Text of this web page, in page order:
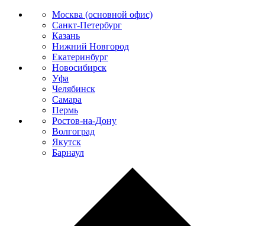
Москва (основной офис)
Санкт-Петербург
Казань
Нижний Новгород
Екатеринбург
Новосибирск
Уфа
Челябинск
Самара
Пермь
Ростов-на-Дону
Волгоград
Якутск
Барнаул